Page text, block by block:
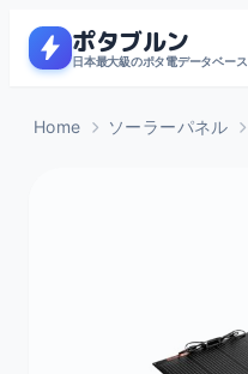
bolt ポタブルン
日本最大級のポタ電データベース
Home ソーラーパネル